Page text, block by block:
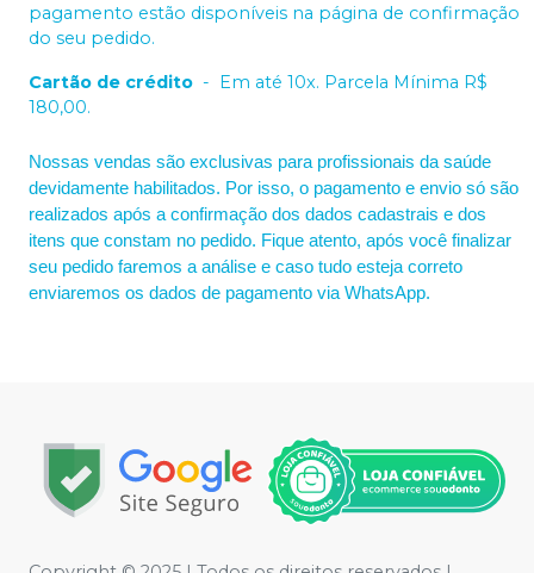
pagamento estão disponíveis na página de confirmação
do seu pedido.
Cartão de crédito - Em até 10x. Parcela Mínima R$
180,00.
Nossas vendas são exclusivas para profissionais da saúde
devidamente habilitados. Por isso, o pagamento e envio só são
realizados após a confirmação dos dados cadastrais e dos
itens que constam no pedido. Fique atento, após você finalizar
seu pedido faremos a análise e caso tudo esteja correto
enviaremos os dados de pagamento via WhatsApp.